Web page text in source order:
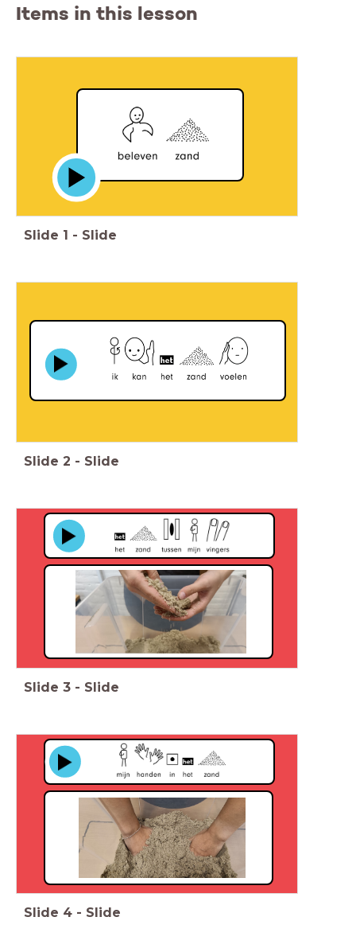
Items in this lesson
Slide 1 - Slide
Slide 2 - Slide
Slide 3 - Slide
Slide 4 - Slide